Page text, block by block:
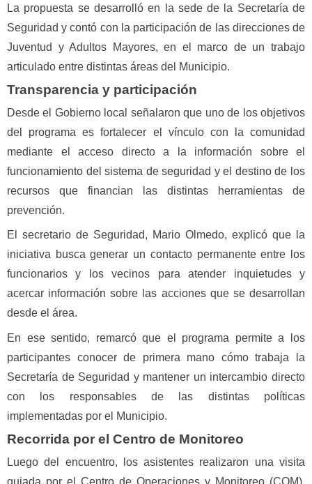
La propuesta se desarrolló en la sede de la Secretaría de
Seguridad y contó con la participación de las direcciones de
Juventud y Adultos Mayores, en el marco de un trabajo
articulado entre distintas áreas del Municipio.
Transparencia y participación
Desde el Gobierno local señalaron que uno de los objetivos
del programa es fortalecer el vínculo con la comunidad
mediante el acceso directo a la información sobre el
funcionamiento del sistema de seguridad y el destino de los
recursos que financian las distintas herramientas de
prevención.
El secretario de Seguridad, Mario Olmedo, explicó que la
iniciativa busca generar un contacto permanente entre los
funcionarios y los vecinos para atender inquietudes y
acercar información sobre las acciones que se desarrollan
desde el área.
En ese sentido, remarcó que el programa permite a los
participantes conocer de primera mano cómo trabaja la
Secretaría de Seguridad y mantener un intercambio directo
con los responsables de las distintas políticas
implementadas por el Municipio.
Recorrida por el Centro de Monitoreo
Luego del encuentro, los asistentes realizaron una visita